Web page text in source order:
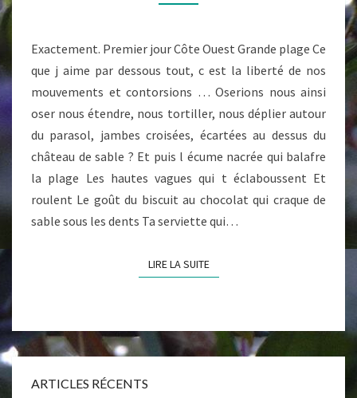
Exactement. Premier jour Côte Ouest Grande plage Ce
que j aime par dessous tout, c est la liberté de nos
mouvements et contorsions … Oserions nous ainsi
oser nous étendre, nous tortiller, nous déplier autour
du parasol, jambes croisées, écartées au dessus du
château de sable ? Et puis l écume nacrée qui balafre
la plage Les hautes vagues qui t éclaboussent Et
roulent Le goût du biscuit au chocolat qui craque de
sable sous les dents Ta serviette qui…
LIRE LA SUITELIRE LA SUITE
ARTICLES RÉCENTS